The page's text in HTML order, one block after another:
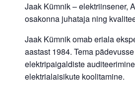
Jaak Kümnik – elektriinsener,
osakonna juhataja ning
Jaak Kümnik omab eriala
aastast 1984. Tema
elektripaigaldiste
elektrialaisikute koolitamine.